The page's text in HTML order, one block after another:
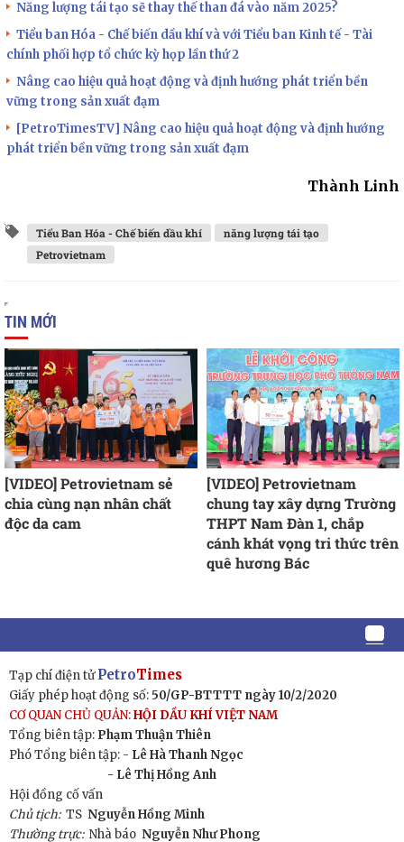
Năng lượng tái tạo sẽ thay thế than đá vào năm 2025?
Tiểu ban Hóa - Chế biến dầu khí và với Tiểu ban Kinh tế - Tài
chính phối hợp tổ chức kỳ họp lần thứ 2
Nâng cao hiệu quả hoạt động và định hướng phát triển bền
vững trong sản xuất đạm
[PetroTimesTV] Nâng cao hiệu quả hoạt động và định hướng
phát triển bền vững trong sản xuất đạm
Thành Linh
Tiểu Ban Hóa - Chế biến dầu khí
năng lượng tái tạo
Petrovietnam
TIN MỚI
[VIDEO] Petrovietnam sẻ
chia cùng nạn nhân chất
độc da cam
[VIDEO] Petrovietnam
chung tay xây dựng Trường
THPT Nam Đàn 1, chắp
cánh khát vọng tri thức trên
quê hương Bác
Tạp chí điện tửPetroTimes
Giấy phép hoạt động số: 50/GP-BTTTT ngày 10/2/2020
CƠ QUAN CHỦ QUẢN:HỘI DẦU KHÍ VIỆT NAM
Tổng biên tập: Phạm Thuận Thiên
Phó Tổng biên tập: - Lê Hà Thanh Ngọc
- Lê Thị Hồng Anh
Hội đồng cố vấn
Chủ tịch:TS Nguyễn Hồng Minh
Thường trực: Nhà báo Nguyễn Như Phong